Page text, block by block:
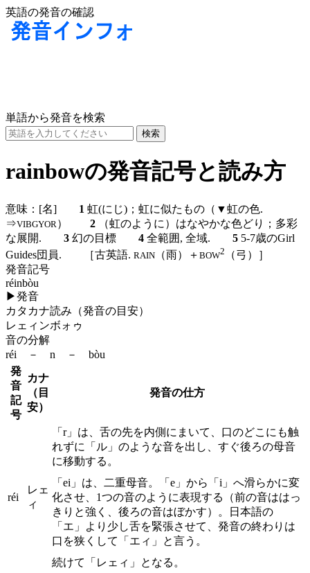
英語の発音の確認
単語から発音を検索
rainbowの発音記号と読み方
意味： [名] 1 虹(にじ)；虹に似たもの（▼虹の色.
⇒VIBGYOR ） 2 （虹のように）はなやかな色どり；多彩
な展開. 3 幻の目標 4 全範囲, 全域. 5 5-7歳のGirl
Guides団員. ［古英語. RAIN （雨）＋ BOW2
（弓）］
発音記号
réinbòu
▶発音
カタカナ読み（発音の目安）
レェィンボォゥ
音の分解
réi － n － bòu
発
音
記
号
カナ
（目
安）
発音の仕方
réi
レェ
ィ
「r」は、舌の先を内側にまいて、口のどこにも触
れずに「ル」のような音を出し、すぐ後ろの母音
に移動する。
「ei」は、二重母音。「e」から「i」へ滑らかに変
化させ、1つの音のように表現する（前の音ははっ
きりと強く、後ろの音はぼかす）。日本語の
「エ」より少し舌を緊張させて、発音の終わりは
口を狭くして「エィ」と言う。
続けて「レェィ」となる。